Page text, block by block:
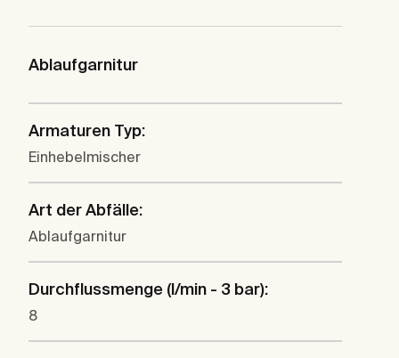
Ablaufgarnitur
Armaturen Typ:
Einhebelmischer
Art der Abfälle:
Ablaufgarnitur
Durchflussmenge (l/min - 3 bar):
8